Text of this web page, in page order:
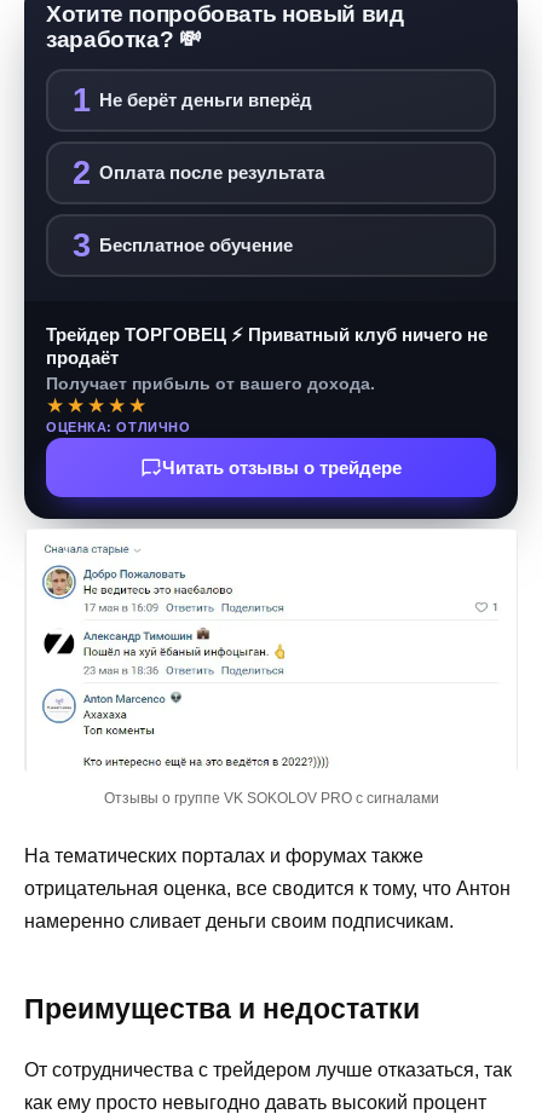
Хотите попробовать новый вид
заработка? 💸
1 Не берёт деньги вперёд
2 Оплата после результата
3 Бесплатное обучение
Трейдер ТОРГОВЕЦ ⚡ Приватный клуб ничего не
продаёт
Получает прибыль от вашего дохода.
★★★★★
ОЦЕНКА: ОТЛИЧНО
Читать отзывы о трейдере
Отзывы о группе VK SOKOLOV PRO с сигналами
На тематических порталах и форумах также
отрицательная оценка, все сводится к тому, что Антон
намеренно сливает деньги своим подписчикам.
Преимущества и недостатки
От сотрудничества с трейдером лучше отказаться, так
как ему просто невыгодно давать высокий процент